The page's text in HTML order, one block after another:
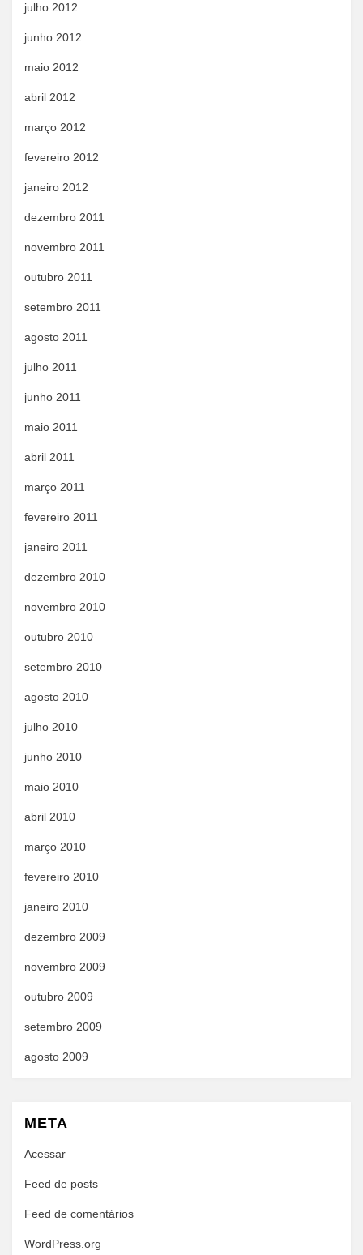
julho 2012
junho 2012
maio 2012
abril 2012
março 2012
fevereiro 2012
janeiro 2012
dezembro 2011
novembro 2011
outubro 2011
setembro 2011
agosto 2011
julho 2011
junho 2011
maio 2011
abril 2011
março 2011
fevereiro 2011
janeiro 2011
dezembro 2010
novembro 2010
outubro 2010
setembro 2010
agosto 2010
julho 2010
junho 2010
maio 2010
abril 2010
março 2010
fevereiro 2010
janeiro 2010
dezembro 2009
novembro 2009
outubro 2009
setembro 2009
agosto 2009
META
Acessar
Feed de posts
Feed de comentários
WordPress.org